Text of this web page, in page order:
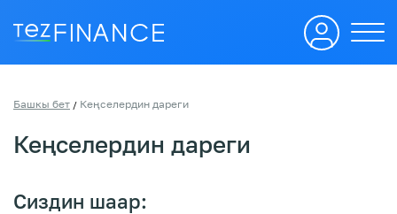
Башкы бет / Кеңселердин дареги
Кеңселердин дареги
Сиздин шаар: